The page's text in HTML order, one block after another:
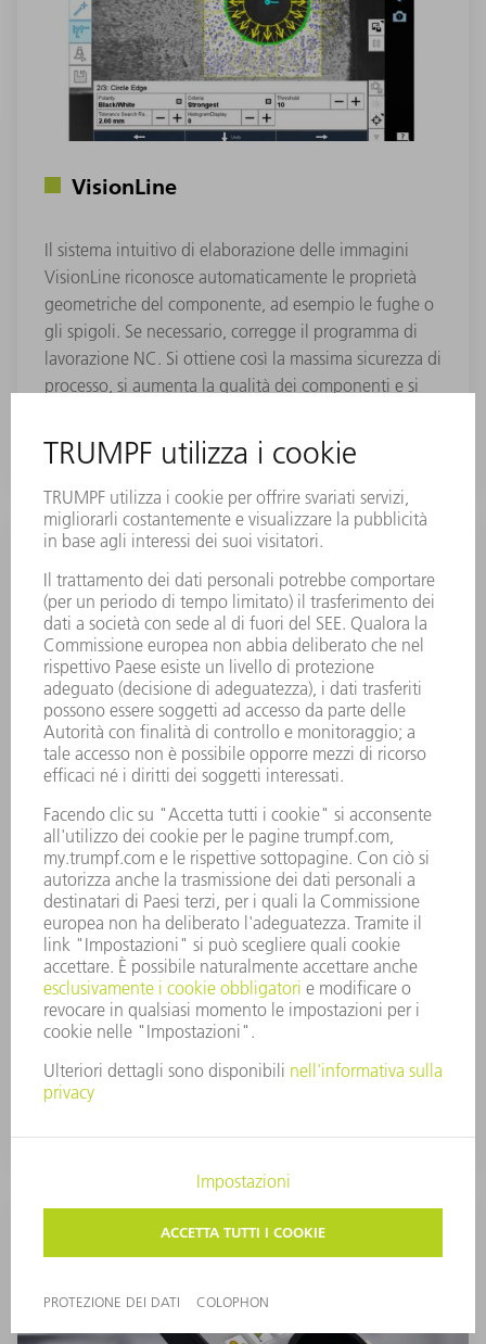
VisionLine
Il sistema intuitivo di elaborazione delle immagini
VisionLine riconosce automaticamente le proprietà
geometriche del componente, ad esempio le fughe o
gli spigoli. Se necessario, corregge il programma di
lavorazione NC. Si ottiene così la massima sicurezza di
processo, si aumenta la qualità dei componenti e si
Asse del pezzo supplementare W1
Grazie all'asse pezzo aggiuntivo (asse di
posizionamento in direzione Z, corsa 300 mm) si
possono lavorare anche componenti 3D di grandi
dimensioni, ovvero fino al 250% più grandi. La
dimensione massima di un componente 3D aumenta
così a un diametro di 600 x 520 mm. L'area di lavoro
viene quindi sfruttata in modo ottimale e la
produzione si svolge in condizioni di massima
flessibilità.